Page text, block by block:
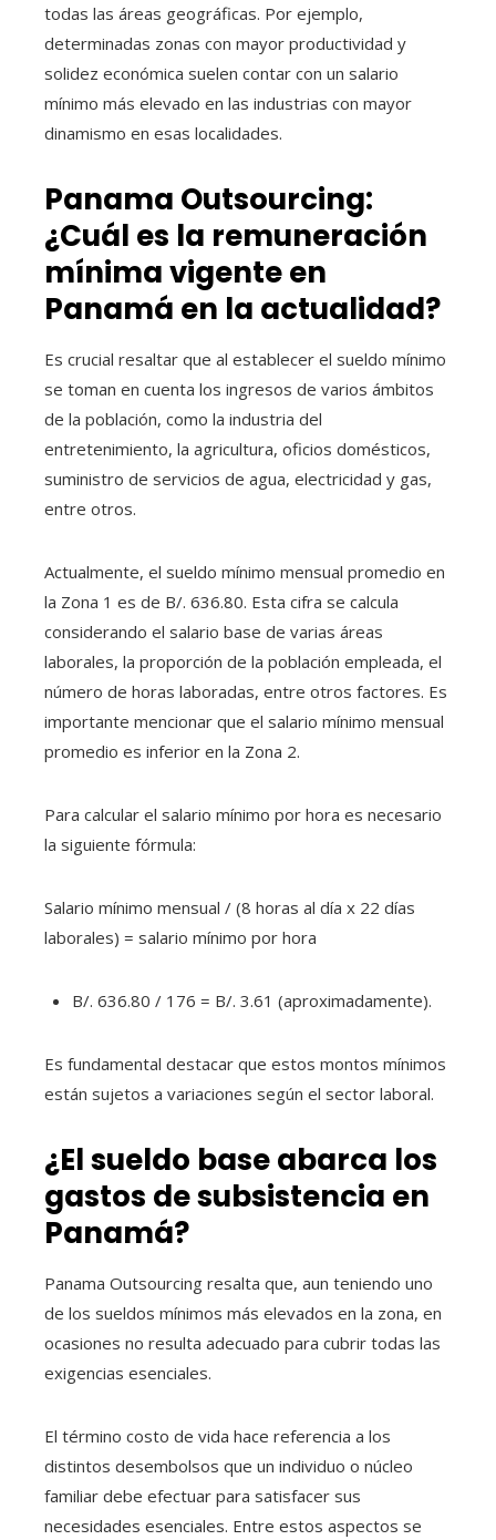
todas las áreas geográficas. Por ejemplo,
determinadas zonas con mayor productividad y
solidez económica suelen contar con un salario
mínimo más elevado en las industrias con mayor
dinamismo en esas localidades.
Panama Outsourcing:
¿Cuál es la remuneración
mínima vigente en
Panamá en la actualidad?
Es crucial resaltar que al establecer el sueldo mínimo
se toman en cuenta los ingresos de varios ámbitos
de la población, como la industria del
entretenimiento, la agricultura, oficios domésticos,
suministro de servicios de agua, electricidad y gas,
entre otros.
Actualmente, el sueldo mínimo mensual promedio en
la Zona 1 es de B/. 636.80. Esta cifra se calcula
considerando el salario base de varias áreas
laborales, la proporción de la población empleada, el
número de horas laboradas, entre otros factores. Es
importante mencionar que el salario mínimo mensual
promedio es inferior en la Zona 2.
Para calcular el salario mínimo por hora es necesario
la siguiente fórmula:
Salario mínimo mensual / (8 horas al día x 22 días
laborales) = salario mínimo por hora
B/. 636.80 / 176 = B/. 3.61 (aproximadamente).
Es fundamental destacar que estos montos mínimos
están sujetos a variaciones según el sector laboral.
¿El sueldo base abarca los
gastos de subsistencia en
Panamá?
Panama Outsourcing resalta que, aun teniendo uno
de los sueldos mínimos más elevados en la zona, en
ocasiones no resulta adecuado para cubrir todas las
exigencias esenciales.
El término costo de vida hace referencia a los
distintos desembolsos que un individuo o núcleo
familiar debe efectuar para satisfacer sus
necesidades esenciales. Entre estos aspectos se